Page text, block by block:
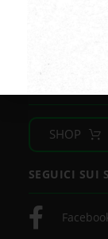
Cod. fisc. e
Privacy Policy
ACQUISTA
SHOP
SEGUICI SUI